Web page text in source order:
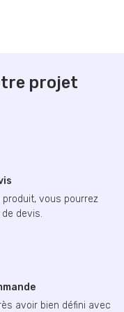
projet
vous pourrez
devis.
avoir bien défini avec